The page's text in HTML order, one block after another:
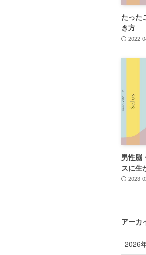
たった
き方
2022-
男性脳
スに生
2023-
アーカ
2026